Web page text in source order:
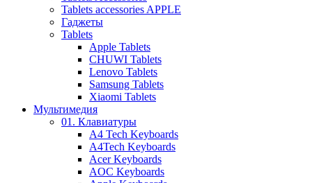
Tablets accessories APPLE
Гаджеты
Tablets
Apple Tablets
CHUWI Tablets
Lenovo Tablets
Samsung Tablets
Xiaomi Tablets
Мультимедия
01. Клавиатуры
A4 Tech Keyboards
A4Tech Keyboards
Acer Keyboards
AOC Keyboards